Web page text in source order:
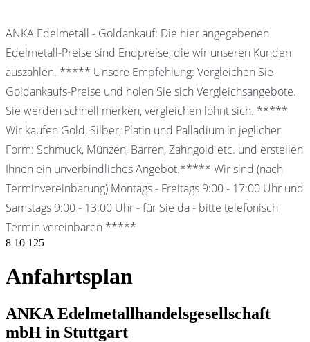
ANKA Edelmetall - Goldankauf: Die hier angegebenen
Edelmetall-Preise sind Endpreise, die wir unseren Kunden
auszahlen. ***** Unsere Empfehlung: Vergleichen Sie
Goldankaufs-Preise und holen Sie sich Vergleichsangebote.
Sie werden schnell merken, vergleichen lohnt sich. *****
Wir kaufen Gold, Silber, Platin und Palladium in jeglicher
Form: Schmuck, Münzen, Barren, Zahngold etc. und erstellen
Ihnen ein unverbindliches Angebot.***** Wir sind (nach
Terminvereinbarung) Montags - Freitags 9:00 - 17:00 Uhr und
Samstags 9:00 - 13:00 Uhr - für Sie da - bitte telefonisch
Termin vereinbaren *****
8 10 125
Anfahrtsplan
ANKA Edelmetallhandelsgesellschaft
mbH in Stuttgart